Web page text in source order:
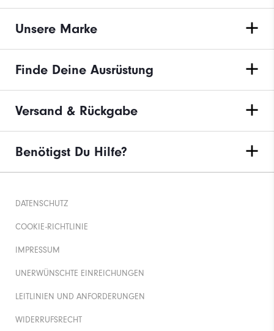
Unsere Marke
Finde Deine Ausrüstung
Versand & Rückgabe
Benötigst Du Hilfe?
DATENSCHUTZ
COOKIE-RICHTLINIE
IMPRESSUM
UNERWÜNSCHTE EINREICHUNGEN
LEITLINIEN UND ANFORDERUNGEN
WIDERRUFSRECHT